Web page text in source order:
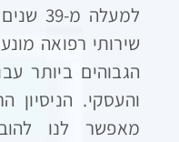
שירותי רפואה
הגבוהים ביותר
והעסקי. הניסיון
מאפשר לנו